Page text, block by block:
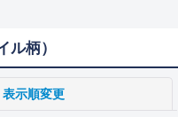
柄）
表示順変更